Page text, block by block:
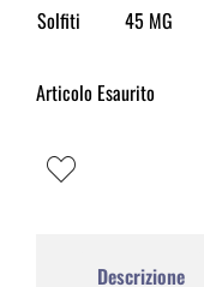
Solfiti
45 MG
Articolo Esaurito
Descrizione